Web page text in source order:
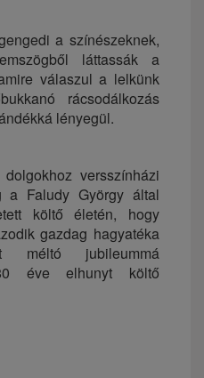
a színészeknek,
láttassák a
válaszul a lelkünk
rácsodálkozás
lényegül.
versszínházi
a Faludy György által
költő életén, hogy
gazdag hagyatéka
méltó jubileummá
éve elhunyt költő